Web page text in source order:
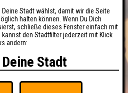
Stadt wählst, damit wir die Seite
halten können. Wenn Du Dich
schließe dieses Fenster einfach mit
den Stadtfilter jederzeit mit Klick
ändern:
Stadt